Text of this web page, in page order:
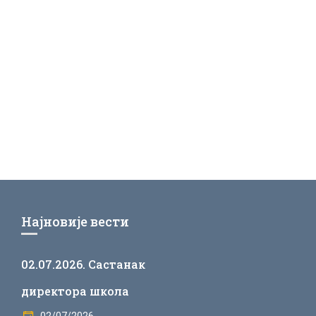
Најновије вести
02.07.2026. Састанак
директора школа